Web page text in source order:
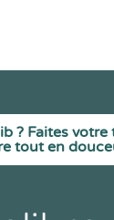
? Faites votre
tout en